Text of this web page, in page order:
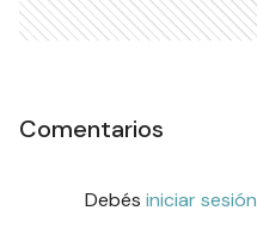
Comentarios
Debés iniciar sesión